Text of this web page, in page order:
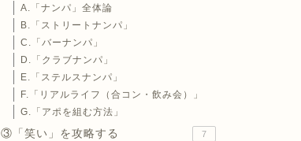
A.「ナンパ」全体論
B.「ストリートナンパ」
C.「バーナンパ」
D.「クラブナンパ」
E.「ステルスナンパ」
F.「リアルライフ（合コン・飲み会）」
G.「アポを組む方法」
③「笑い」を攻略する 7